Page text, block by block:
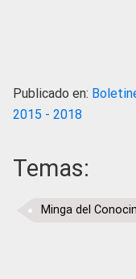
Publicado en:
2015 - 2018
Temas:
Minga del